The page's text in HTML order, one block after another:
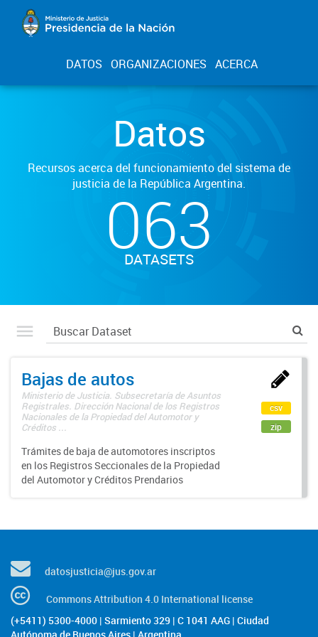
DATOS ORGANIZACIONES ACERCA
Datos
Recursos acerca del funcionamiento del sistema de
justicia de la República Argentina.
063
DATASETS
Bajas de autos
Ministerio de Justicia. Subsecretaría de Asuntos
Registrales. Dirección Nacional de los Registros
Nacionales de la Propiedad del Automotor y
Créditos ...
Trámites de baja de automotores inscriptos
en los Registros Seccionales de la Propiedad
del Automotor y Créditos Prendarios
csv
zip
datosjusticia@jus.gov.ar
Commons Attribution 4.0 International license
(+5411) 5300-4000 | Sarmiento 329 | C 1041 AAG | Ciudad